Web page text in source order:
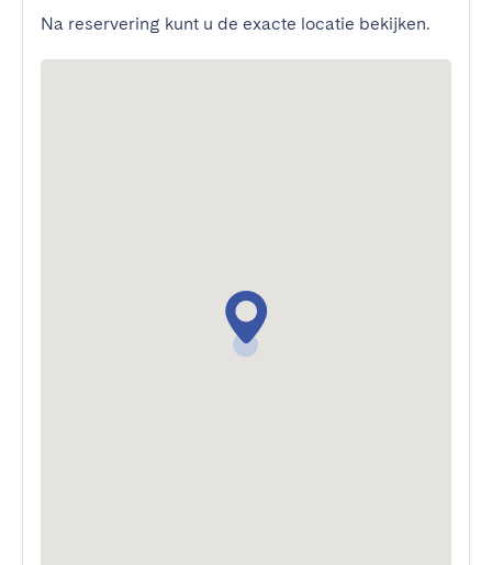
Na reservering kunt u de exacte locatie bekijken.